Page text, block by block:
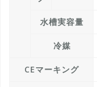
水槽実容量
冷媒
CEマーキング